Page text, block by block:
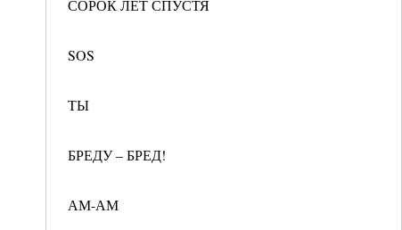
СОРОК ЛЕТ СПУСТЯ
SOS
ТЫ
БРЕДУ – БРЕД!
АМ-АМ